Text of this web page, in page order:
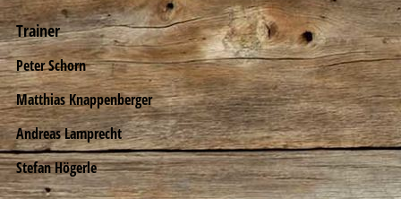
Trainer
Peter Schorn
Matthias Knappenberger
Andreas Lamprecht
Stefan Högerle